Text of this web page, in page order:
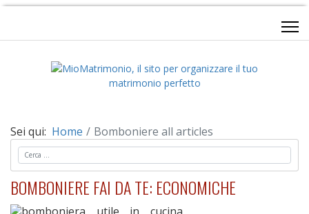
Sei qui: Home Bomboniere all articles
Cerca
BOMBONIERE FAI DA TE: ECONOMICHE